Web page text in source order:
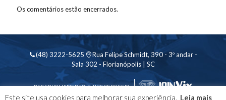
Os comentários estão encerrados.
(48) 3222-5625
Rua Felipe Schmidt, 390 - 3º andar -
Sala 302 - Florianópolis | SC
Este site usa cookies para melhorar sua experiência. Leia mais